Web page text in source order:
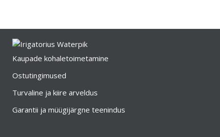
Kaupade kohaletoimetamine
Ostutingimused
Turvaline ja kiire arveldus
Garantii ja müügijärgne teenindus